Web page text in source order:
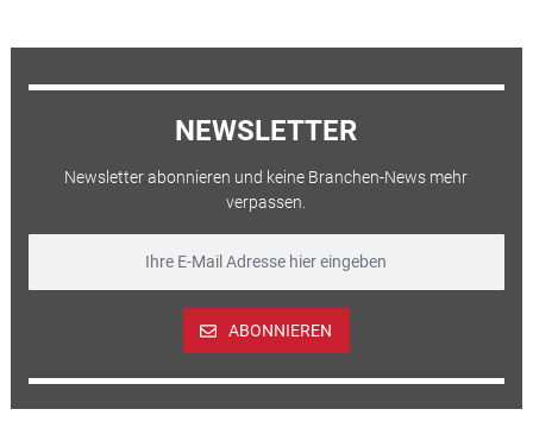
NEWSLETTER
Newsletter abonnieren und keine Branchen-News mehr
verpassen.
ABONNIEREN